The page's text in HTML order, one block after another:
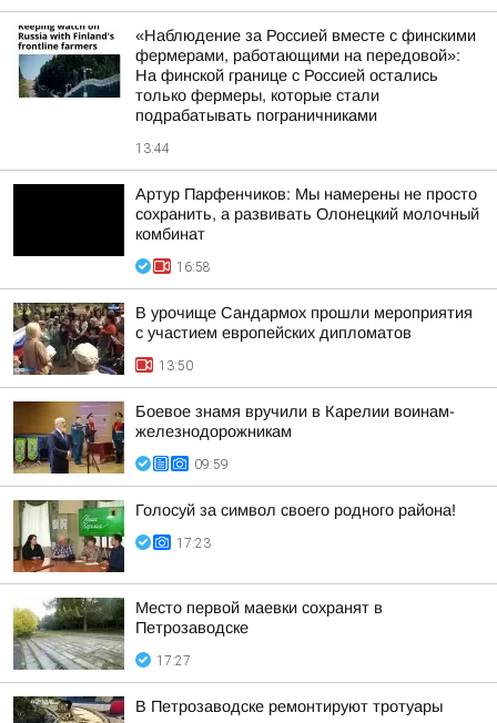
«Наблюдение за Россией вместе с финскими
фермерами, работающими на передовой»:
На финской границе с Россией остались
только фермеры, которые стали
подрабатывать пограничниками
13:44
Артур Парфенчиков: Мы намерены не просто
сохранить, а развивать Олонецкий молочный
комбинат
16:58
В урочище Сандармох прошли мероприятия
с участием европейских дипломатов
13:50
Боевое знамя вручили в Карелии воинам-
железнодорожникам
09:59
Голосуй за символ своего родного района!
17:23
Место первой маевки сохранят в
Петрозаводске
17:27
В Петрозаводске ремонтируют тротуары